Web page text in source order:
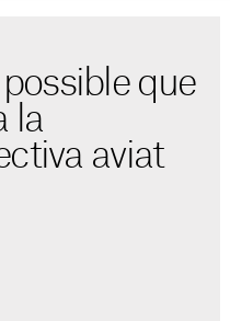
que
la
aviat